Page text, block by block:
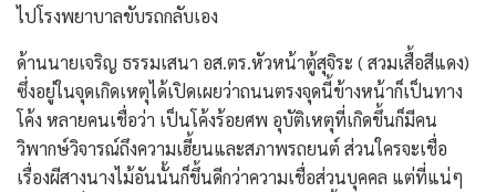
ไปโรงพยาบาลขับรถกลับเอง
ด้านนายเจริญ ธรรมเสนา อส.ตร.หัวหน้าตู้สุจิระ ( สวมเสื้อสีแดง)
ซึ่งอยู่ในจุดเกิดเหตุได้เปิดเผยว่าถนนตรงจุดนี้ข้างหน้าก็เป็นทาง
โค้ง หลายคนเชื่อว่า เป็นโค้งร้อยศพ อุบัติเหตุที่เกิดขึ้นก็มีคน
วิพากษ์วิจารณ์ถึงความเฮี้ยนและสภาพรถยนต์ ส่วนใครจะเชื่อ
เรื่องผีสางนางไม้อันนั้นก็ขึ้นดีกว่าความเชื่อส่วนบุคคล แต่ที่แน่ๆ